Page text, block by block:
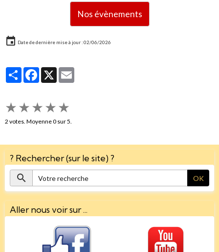
Nos évènements
Date de dernière mise à jour : 02/06/2026
PartagerFacebook
X
★★★★★
2votes. Moyenne0 sur 5.
? Rechercher (sur le site) ?
OK
Aller nous voir sur ...